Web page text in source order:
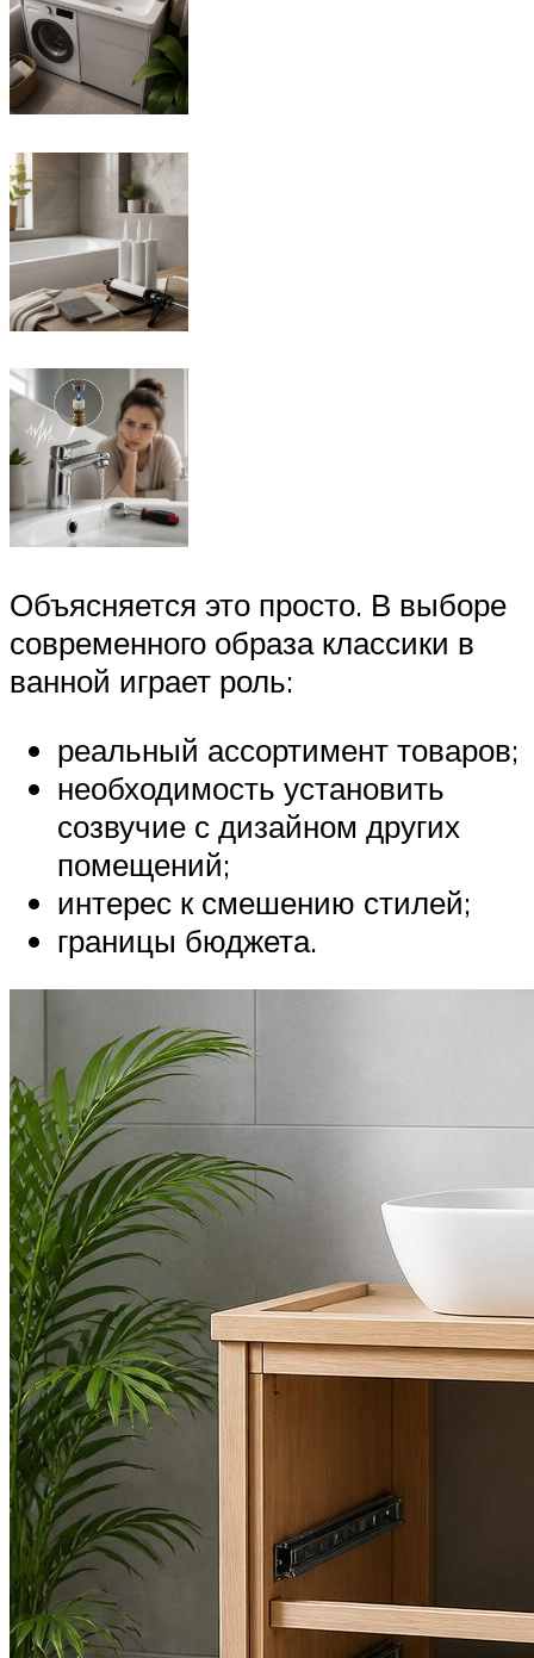
Объясняется это просто. В выборе
современного образа классики в
ванной играет роль:
реальный ассортимент товаров;
необходимость установить
созвучие с дизайном других
помещений;
интерес к смешению стилей;
границы бюджета.